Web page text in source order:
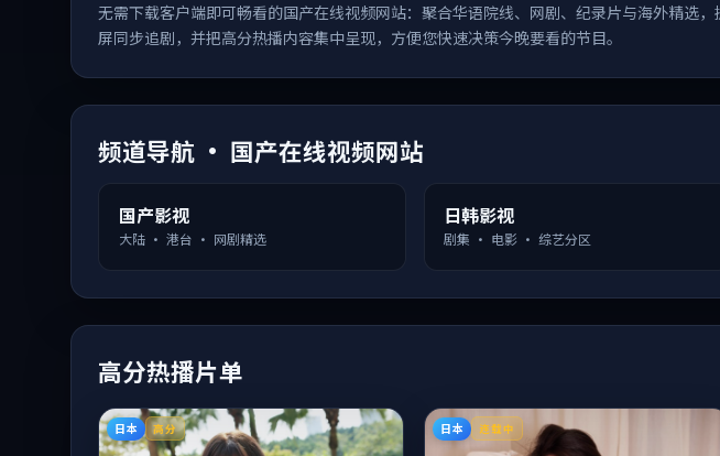
无需下载客户端即可畅看的国产在线视频网站：聚合华语院线、网剧、纪录片与海外精选
屏同步追剧，并把高分热播内容集中呈现，方便您快速决策今晚要看的节目。
频道导航 · 国产在线视频网站
国产影视
大陆 · 港台 · 网剧精选
日韩影视
剧集 · 电影 · 综艺分区
高分热播片单
日本 高分 日本 连载中